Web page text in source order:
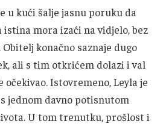
u kući šalje jasnu poruku da
mora izaći na vidjelo, bez
konačno saznaje dugo
ali s tim otkrićem dolazi i val
očekivao. Istovremeno, Leyla je
jednom davno potisnutom
U tom trenutku, prošlost i